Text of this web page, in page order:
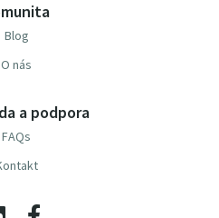
Blog
O nás
a podpora
FAQs